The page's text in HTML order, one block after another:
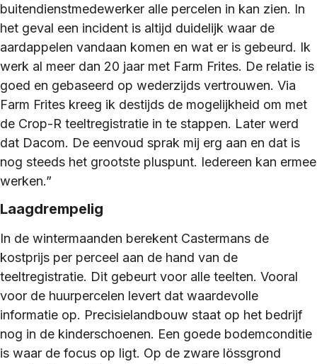
buitendienstmedewerker alle percelen in kan zien. In
het geval een incident is altijd duidelijk waar de
aardappelen vandaan komen en wat er is gebeurd. Ik
werk al meer dan 20 jaar met Farm Frites. De relatie is
goed en gebaseerd op wederzijds vertrouwen. Via
Farm Frites kreeg ik destijds de mogelijkheid om met
de Crop-R teeltregistratie in te stappen. Later werd
dat Dacom. De eenvoud sprak mij erg aan en dat is
nog steeds het grootste pluspunt. Iedereen kan ermee
werken.”
Laagdrempelig
In de wintermaanden berekent Castermans de
kostprijs per perceel aan de hand van de
teeltregistratie. Dit gebeurt voor alle teelten. Vooral
voor de huurpercelen levert dat waardevolle
informatie op. Precisielandbouw staat op het bedrijf
nog in de kinderschoenen. Een goede bodemconditie
is waar de focus op ligt. Op de zware lössgrond